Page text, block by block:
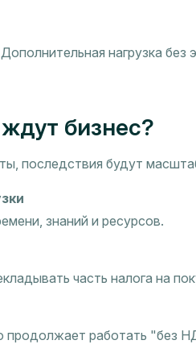
Дополнительная нагрузка без
бизнес?
последствия будут
знаний и ресурсов.
часть налога на
продолжает работать "без